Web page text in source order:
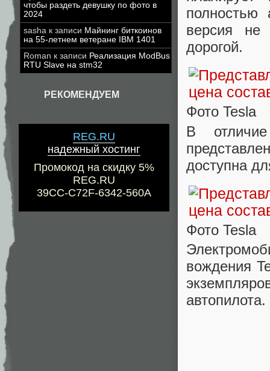
чтобы раздеть девушку по фото в
2024
sasha к записи Майнинг биткоинов
на 55-летнем ветеране IBM 1401
Roman к записи Реализация ModBus
RTU Slave на stm32
РЕКОМЕНДУЕМ
REG.RU
надежный хостинг
Промокод на скидку 5%
REG.RU
39CC-C72F-6342-560A
полностью
версия не
дорогой.
Фото Tesla
В
доступна
Фото Tesla
вождения
автопилота.